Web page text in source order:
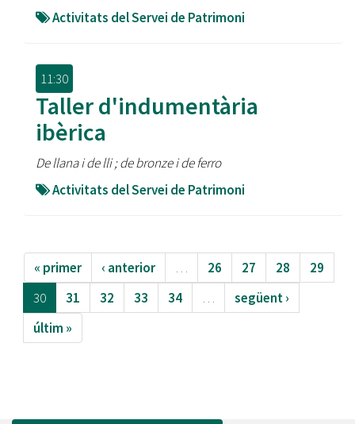
Activitats del Servei de Patrimoni
11:30
Taller d'indumentària
ibèrica
De llana i de lli ; de bronze i de ferro
Activitats del Servei de Patrimoni
« primer ‹ anterior … 26 27 28
29
30
31 32 33 34 …
següent ›
últim »